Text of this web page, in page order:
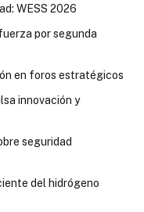
WESS 2026
por segunda
en foros estratégicos
innovación y
seguridad
del hidrógeno